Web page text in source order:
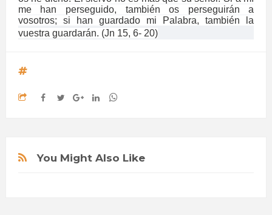
me han perseguido, también os perseguirán a
vosotros; si han guardado mi Palabra, también la
vuestra guardarán. (Jn 15, 6- 20)
You Might Also Like